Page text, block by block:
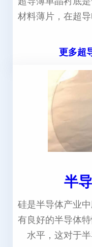
材料薄片，在超
更多超
半
硅是半导体产业
有良好的半导体
水平，这对于